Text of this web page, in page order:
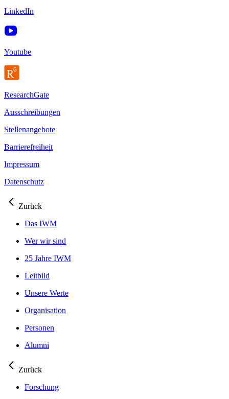
LinkedIn
Youtube
ResearchGate
Ausschreibungen
Stellenangebote
Barrierefreiheit
Impressum
Datenschutz
Zurück
Das IWM
Wer wir sind
25 Jahre IWM
Leitbild
Unsere Werte
Organisation
Personen
Alumni
Zurück
Forschung